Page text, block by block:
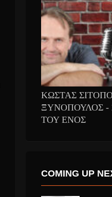
ΚΩΣΤΑΣ
ΞΥΝΟΠΟΥΛΟΣ -
ΤΟΥ ΕΝΟΣ
COMING UP